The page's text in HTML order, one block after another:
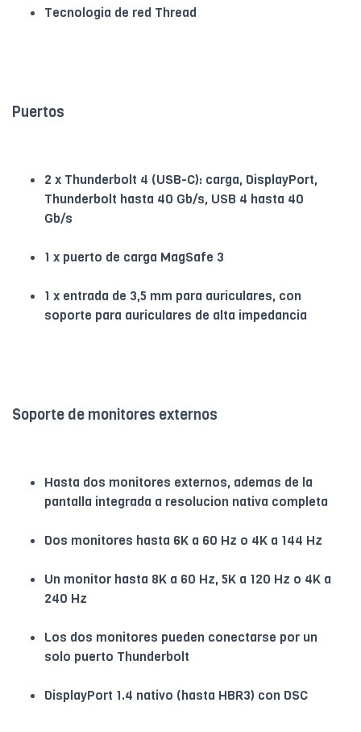
Tecnologia de red Thread
Puertos
2 x Thunderbolt 4 (USB-C): carga, DisplayPort,
Thunderbolt hasta 40 Gb/s, USB 4 hasta 40
Gb/s
1 x puerto de carga MagSafe 3
1 x entrada de 3,5 mm para auriculares, con
soporte para auriculares de alta impedancia
Soporte de monitores externos
Hasta dos monitores externos, ademas de la
pantalla integrada a resolucion nativa completa
Dos monitores hasta 6K a 60 Hz o 4K a 144 Hz
Un monitor hasta 8K a 60 Hz, 5K a 120 Hz o 4K a
240 Hz
Los dos monitores pueden conectarse por un
solo puerto Thunderbolt
DisplayPort 1.4 nativo (hasta HBR3) con DSC